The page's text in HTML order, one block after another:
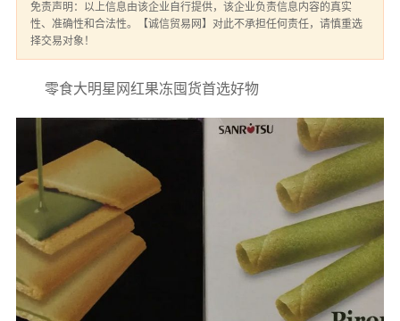
免责声明：以上信息由该企业自行提供，该企业负责信息内容的真实
性、准确性和合法性。【诚信贸易网】对此不承担任何责任，请慎重选
择交易对象！
零食大明星网红果冻囤货首选好物